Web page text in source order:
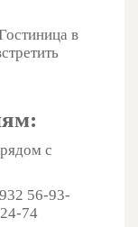
в
с
56-93-
74